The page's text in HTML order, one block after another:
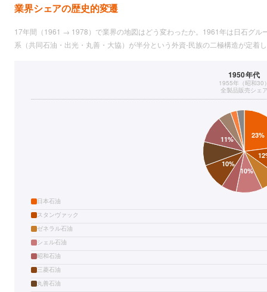
業界シェアの歴史的変遷
17年間（1961 → 1978）で業界の地図はどう変わったか。1961年は日石グル
系（共同石油・出光・丸善・大協）が半分という外資-民族の二極構造が定着
1950年代
1955年（昭和30
全製品販売シェ
日本石油
スタンヴァック
ゼネラル石油
シェル石油
昭和石油
三菱石油
丸善石油